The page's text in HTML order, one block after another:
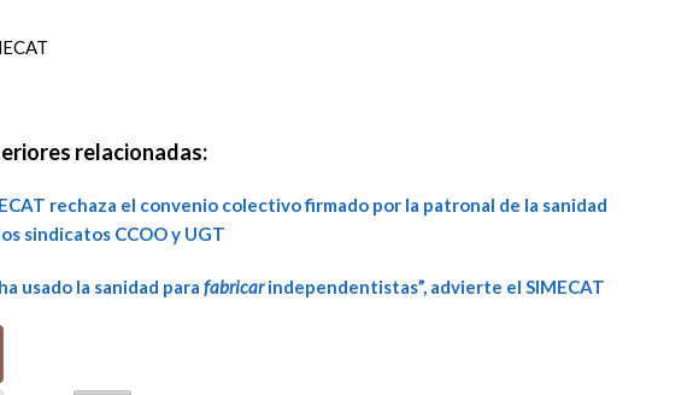
relacionadas:
rechaza el convenio colectivo firmado por la patronal de la sanidad
sindicatos CCOO y UGT
usado la sanidad para fabricarindependentistas”, advierte el SIMECAT